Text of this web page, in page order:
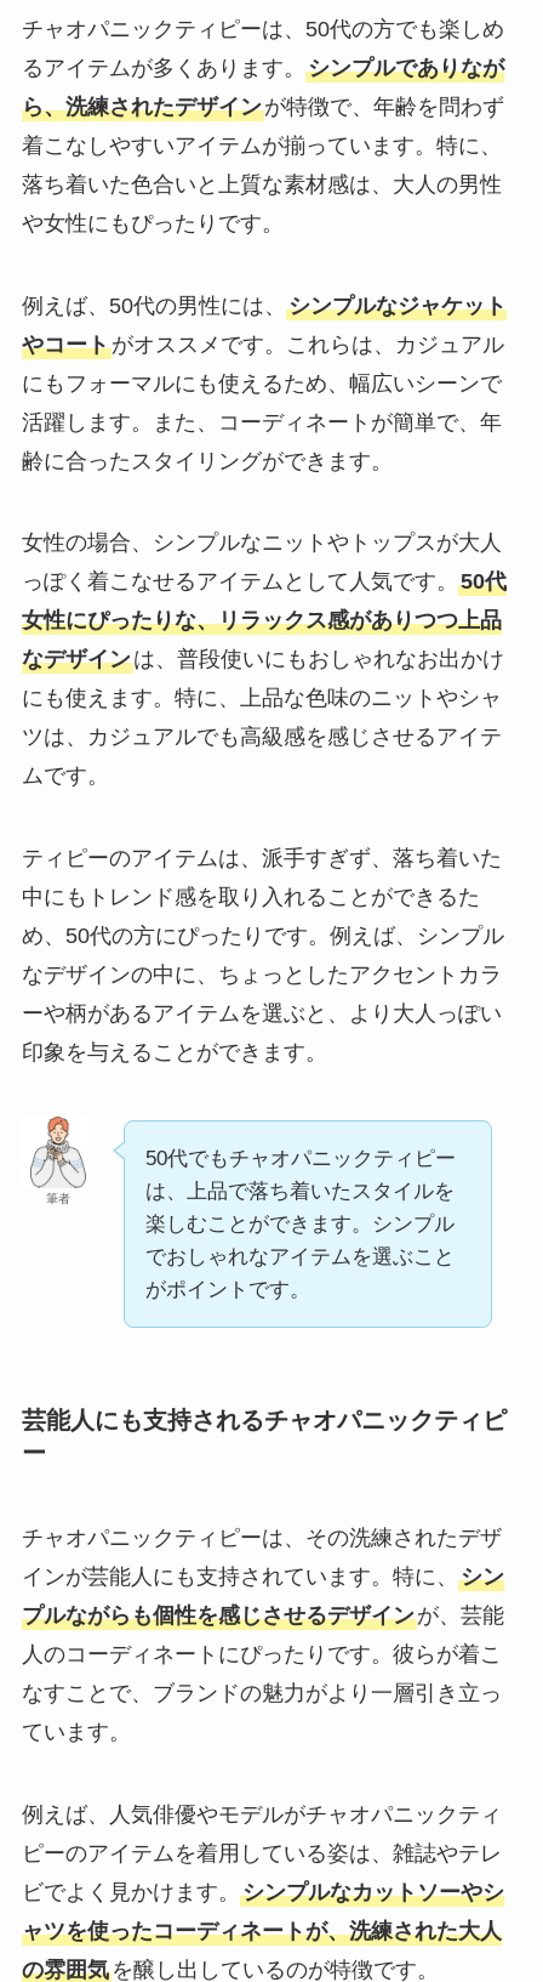
チャオパニックティピーは、50代の方でも楽しめ
るアイテムが多くあります。 シンプルでありなが
ら、洗練されたデザインが特徴で、年齢を問わず
着こなしやすいアイテムが揃っています。特に、
落ち着いた色合いと上質な素材感は、大人の男性
や女性にもぴったりです。
例えば、50代の男性には、 シンプルなジャケット
やコートがオススメです。これらは、カジュアル
にもフォーマルにも使えるため、幅広いシーンで
活躍します。また、コーディネートが簡単で、年
齢に合ったスタイリングができます。
女性の場合、シンプルなニットやトップスが大人
っぽく着こなせるアイテムとして人気です。 50代
女性にぴったりな、リラックス感がありつつ上品
なデザインは、普段使いにもおしゃれなお出かけ
にも使えます。特に、上品な色味のニットやシャ
ツは、カジュアルでも高級感を感じさせるアイテ
ムです。
ティピーのアイテムは、派手すぎず、落ち着いた
中にもトレンド感を取り入れることができるた
め、50代の方にぴったりです。例えば、シンプル
なデザインの中に、ちょっとしたアクセントカラ
ーや柄があるアイテムを選ぶと、より大人っぽい
印象を与えることができます。
筆者
50代でもチャオパニックティピー
は、上品で落ち着いたスタイルを
楽しむことができます。シンプル
でおしゃれなアイテムを選ぶこと
がポイントです。
芸能人にも支持されるチャオパニックティピ
ー
チャオパニックティピーは、その洗練されたデザ
インが芸能人にも支持されています。特に、 シン
プルながらも個性を感じさせるデザインが、芸能
人のコーディネートにぴったりです。彼らが着こ
なすことで、ブランドの魅力がより一層引き立っ
ています。
例えば、人気俳優やモデルがチャオパニックティ
ピーのアイテムを着用している姿は、雑誌やテレ
ビでよく見かけます。 シンプルなカットソーやシ
ャツを使ったコーディネートが、洗練された大人
の雰囲気を醸し出しているのが特徴です。